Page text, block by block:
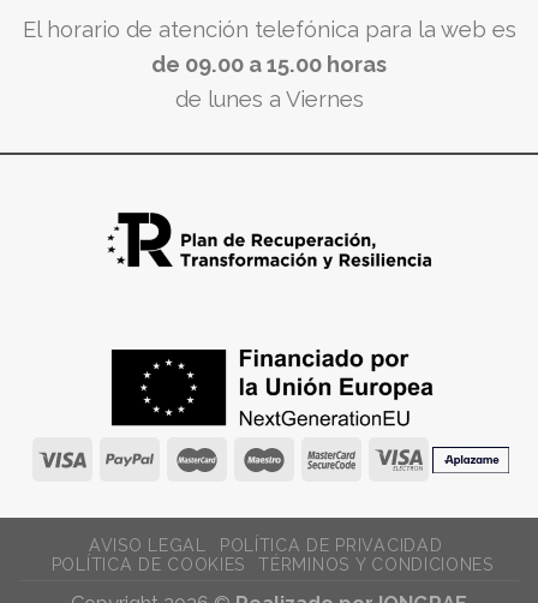
El horario de atención telefónica para la web es
de 09.00 a 15.00 horas
de lunes a Viernes
AVISO LEGAL
POLÍTICA DE PRIVACIDAD
POLÍTICA DE COOKIES
TÉRMINOS Y CONDICIONES